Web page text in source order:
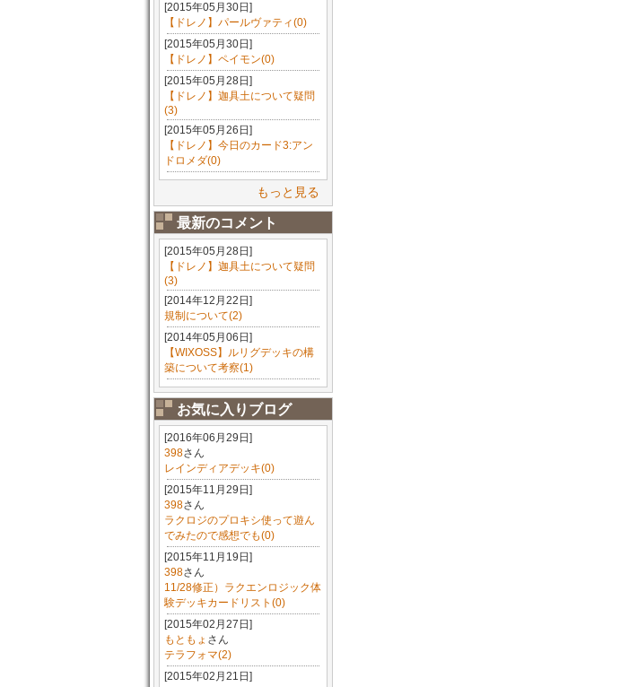
[2015年05月30日]
【ドレノ】パールヴァティ(0)
[2015年05月30日]
【ドレノ】ペイモン(0)
[2015年05月28日]
【ドレノ】迦具土について疑問
(3)
[2015年05月26日]
【ドレノ】今日のカード3:アン
ドロメダ(0)
もっと見る
最新のコメント
[2015年05月28日]
【ドレノ】迦具土について疑問
(3)
[2014年12月22日]
規制について(2)
[2014年05月06日]
【WIXOSS】ルリグデッキの構
築について考察(1)
お気に入りブログ
[2016年06月29日]
398さん
レインディアデッキ(0)
[2015年11月29日]
398さん
ラクロジのプロキシ使って遊ん
でみたので感想でも(0)
[2015年11月19日]
398さん
11/28修正）ラクエンロジック体
験デッキカードリスト(0)
[2015年02月27日]
もともょ さん
テラフォマ(2)
[2015年02月21日]